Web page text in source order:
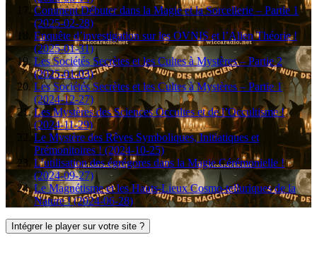
Comment Débuter dans la Magie et la Sorcellerie – Partie 1
(2025-02-28)
Enquête d’investigation sur les OVNIS et l’Alien Théorie !
(2025-01-31)
Les Sociétés Secrètes et les Cultes à Mystères – Partie 2
(2025-01-03)
Les Sociétés Secrètes et les Cultes à Mystères – Partie 1
(2024-12-27)
Les Mystères des Sciences Occultes et de l’Occultisme !
(2024-11-29)
Le Mystère des Rêves Symboliques, Initiatiques et
Prémonitoires ! (2024-10-25)
L’utilisation des égrégores dans la Magie Cérémonielle !
(2024-09-27)
Le Magnétisme et les Hauts-Lieux Cosmo-telluriques de la
Nature ! (2024-06-28)
Intégrer le player sur votre site ?